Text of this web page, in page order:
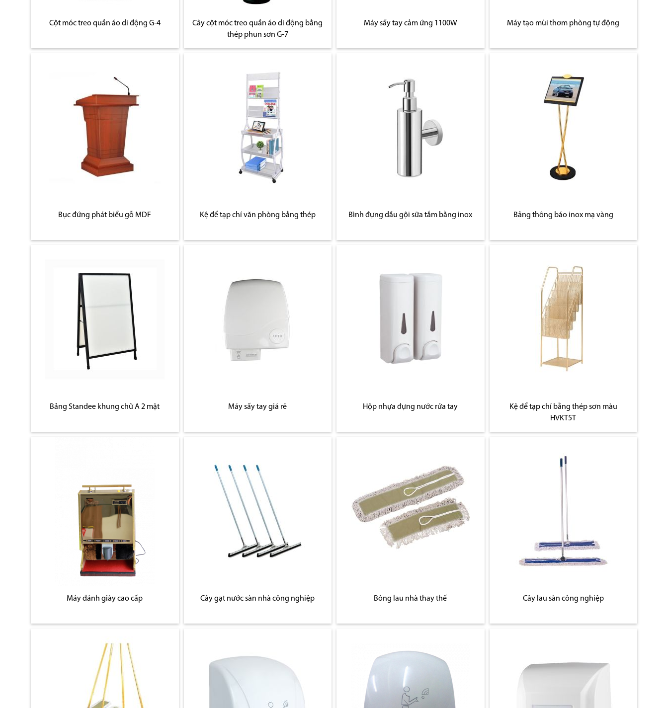
Cột móc treo quần áo di động G-4
Cây cột móc treo quần áo di động bằng
thép phun sơn G-7
Máy sấy tay cảm ứng 1100W Máy tạo mùi thơm phòng tự động
Bục đứng phát biểu gỗ MDF Kệ để tạp chí văn phòng bằng thép Bình đựng dầu gội sữa tắm bằng inox Bảng thông báo inox mạ vàng
Bảng Standee khung chữ A 2 mặt Máy sấy tay giá rẻ Hộp nhựa đựng nước rửa tay
Kệ để tạp chí bằng thép sơn màu
HVKT5T
Máy đánh giày cao cấp Cây gạt nước sàn nhà công nghiệp Bông lau nhà thay thế Cây lau sàn công nghiệp